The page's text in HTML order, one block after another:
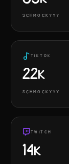
SCHMOCKYYY
TIKTOK
22K
SCHMOCKYYY
TWITCH
14K